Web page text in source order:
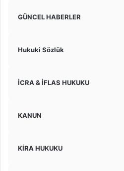
GÜNCEL HABERLER
Hukuki Sözlük
İCRA & İFLAS HUKUKU
KANUN
KİRA HUKUKU